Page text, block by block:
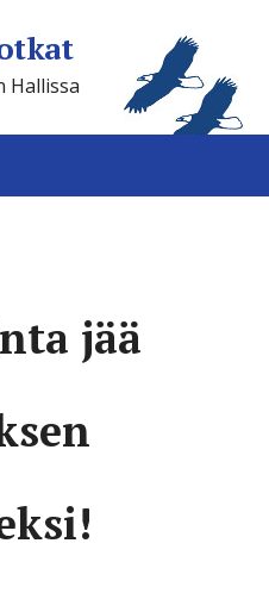
Hallissa
jää